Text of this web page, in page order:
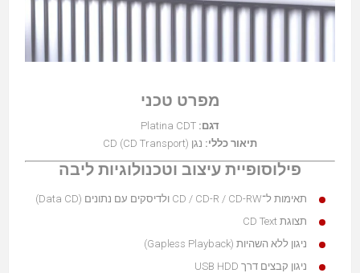
מפרט טכני
דגם:
תיאור כללי: נגן CD (CD Transport)
פילוסופיית עיצוב וטכנולוגיות ליבה
תאימות ל־CD / CD-R / CD-RW ולדיסקים עם נתונים (Data CD)
תצוגת CD Text
ניגון ללא השהיות (Gapless Playback)
ניגון קבצים דרך USB HDD